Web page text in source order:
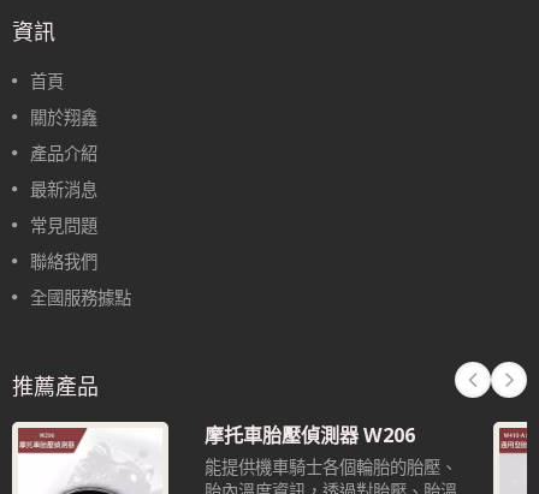
資訊
首頁
關於翔鑫
產品介紹
最新消息
常見問題
聯絡我們
全國服務據點
推薦產品
摩托車胎壓偵測器 W206
能提供機車騎士各個輪胎的胎壓、